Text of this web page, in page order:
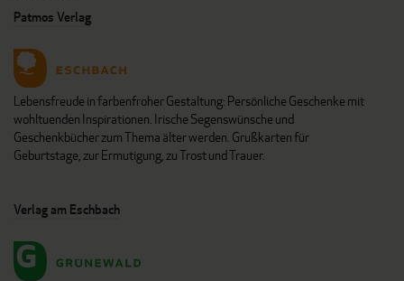
Patmos Verlag
Lebensfreude in farbenfroher Gestaltung: Persönliche Geschenke mit
wohltuenden Inspirationen. Irische Segenswünsche und
Geschenkbücher zum Thema älter werden. Grußkarten für
Geburtstage, zur Ermutigung, zu Trost und Trauer.
Verlag am Eschbach